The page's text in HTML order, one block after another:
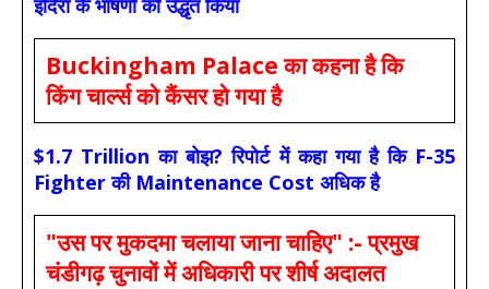
Buckingham Palace का कहना है कि
किंग चार्ल्स को कैंसर हो गया है
$1.7 Trillion का बोझ? रिपोर्ट में कहा गया है कि F-35
Fighter की Maintenance Cost अधिक है
"उस पर मुकदमा चलाया जाना चाहिए" :- प्रमुख
चंडीगढ़ चुनावों में अधिकारी पर शीर्ष अदालत